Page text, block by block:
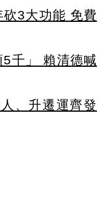
3大功能 免費
千」 賴清德喊
、升遷運齊發